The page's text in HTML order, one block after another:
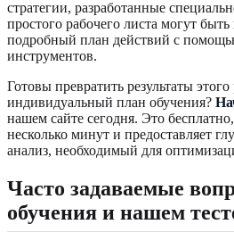
стратегии, разработанные
простого рабочего листа могут
подробный план действий с
инструментов.
Готовы превратить результаты
индивидуальный план обучения?
нашем сайте сегодня. Это
несколько минут и предоставляет
анализ, необходимый для
Часто задаваемые
обучения и нашем